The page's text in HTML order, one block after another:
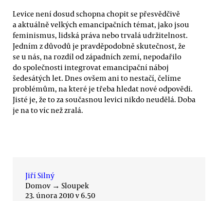
Levice není dosud schopna chopit se přesvědčivě
a aktuálně velkých emancipačních témat, jako jsou
feminismus, lidská práva nebo trvalá udržitelnost.
Jedním z důvodů je pravděpodobně skutečnost, že
se u nás, na rozdíl od západních zemí, nepodařilo
do společnosti integrovat emancipační náboj
šedesátých let. Dnes ovšem ani to nestačí, čelíme
problémům, na které je třeba hledat nové odpovědi.
Jisté je, že to za současnou levici nikdo neudělá. Doba
je na to víc než zralá.
Jiří Silný
Domov → Sloupek
23. února 2010 v 6.50